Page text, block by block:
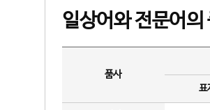
일상어와 전문어의
품사
표